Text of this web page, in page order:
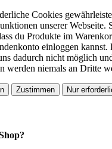
Cookies
unserer Webseite.
du Produkte im
einloggen kannst.
dadurch nicht möglich
werden niemals an Dritte
Zustimmen Nur